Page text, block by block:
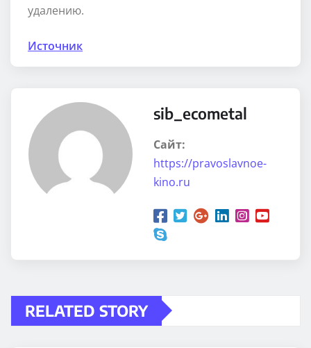
удалению.
Источник
sib_ecometal
Сайт:
https://pravoslavnoe-
kino.ru
RELATED STORY